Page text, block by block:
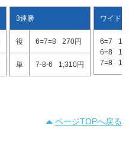
3連勝
複 6=7=8 270円
単 7-8-6 1,310円
ワイド
6=7
6=8
7=8
ページTOPへ戻る